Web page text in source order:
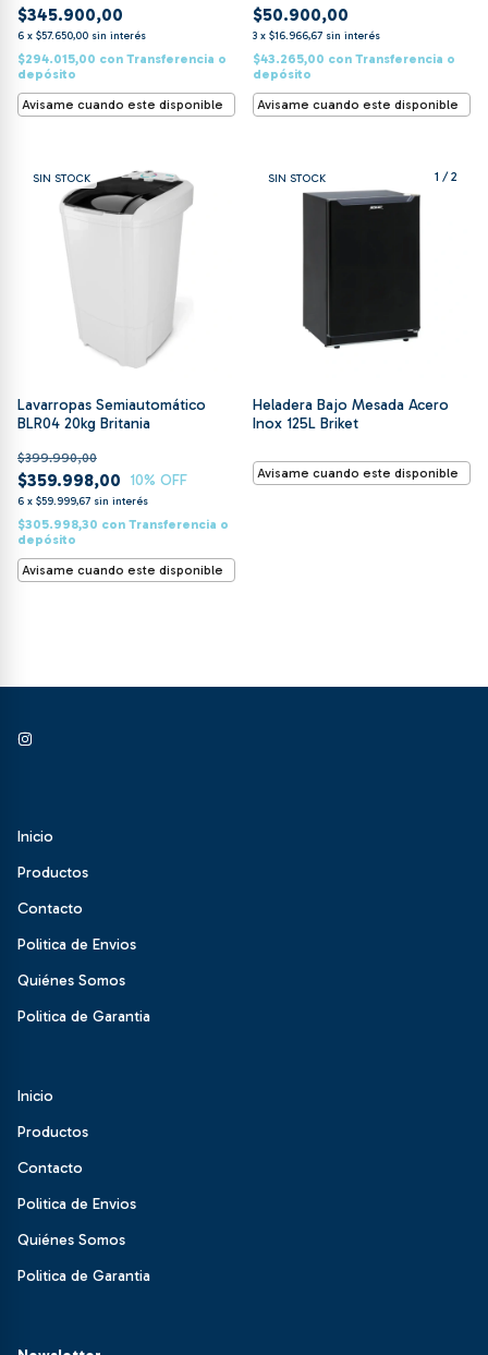
$345.900,00
6 x $57.650,00 sin interés
$294.015,00 con Transferencia o
depósito
Avisame cuando este disponible
$50.900,00
3 x $16.966,67 sin interés
$43.265,00 con Transferencia o
depósito
Avisame cuando este disponible
SIN STOCK
Lavarropas Semiautomático
BLR04 20kg Britania
$359.998,00
$399.990,00
10% OFF
6 x $59.999,67 sin interés
$305.998,30 con Transferencia o
depósito
Avisame cuando este disponible
1 /2
SIN STOCK
Heladera Bajo Mesada Acero
Inox 125L Briket
Avisame cuando este disponible
Inicio
Productos
Contacto
Politica de Envios
Quiénes Somos
Politica de Garantia
Inicio
Productos
Contacto
Politica de Envios
Quiénes Somos
Politica de Garantia